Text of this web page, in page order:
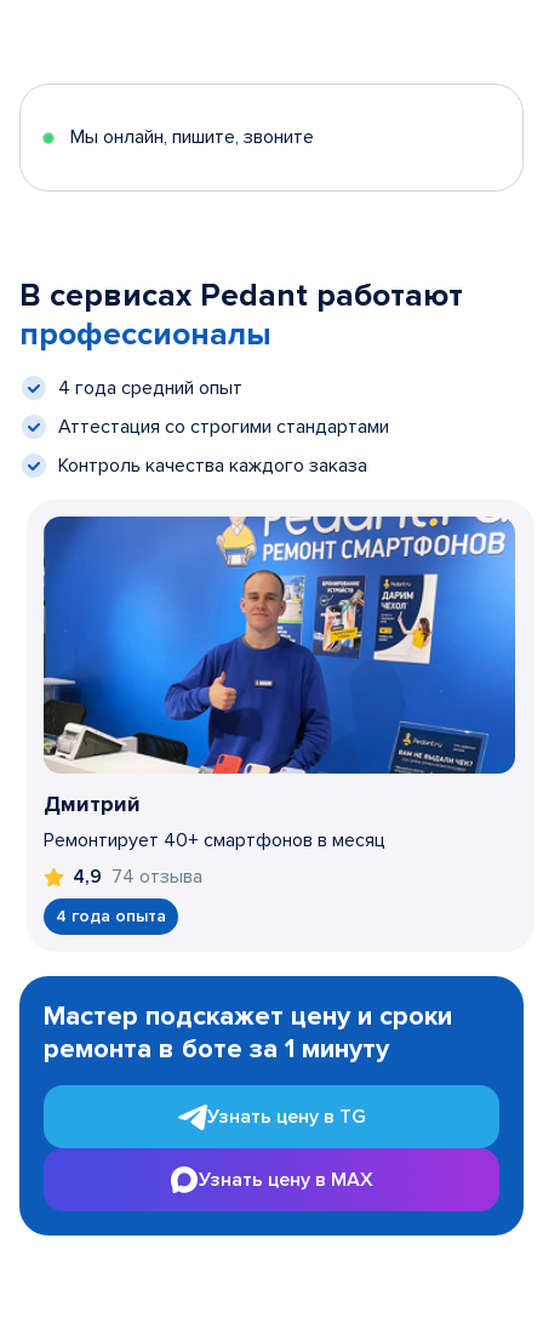
Мы онлайн, пишите, звоните
В сервисах Pedant работают
профессионалы
4 года средний опыт
Аттестация со строгими стандартами
Контроль качества каждого заказа
Дмитрий
Ремонтирует 40+ смартфонов в месяц
4,9 74 отзыва
4 года опыта
1
Мастер подскажет цену и сроки
ремонта в боте за 1 минуту
Узнать цену в TG
Узнать цену в MAX